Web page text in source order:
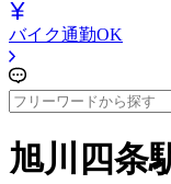
バイク通勤OK
旭川四条